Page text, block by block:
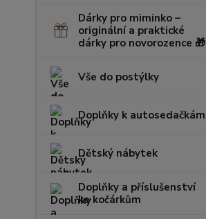
Dárky pro miminko –
originální a praktické
dárky pro novorozence 🎁
Vše do postýlky
Doplňky k autosedačkám
Dětský nábytek
Doplňky a příslušenství
ke kočárkům